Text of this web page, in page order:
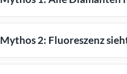
Mythos 2: Fluoreszenz